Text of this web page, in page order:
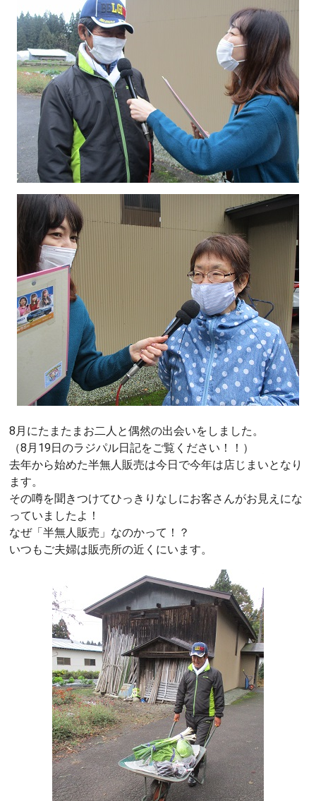
8月にたまたまお二人と偶然の出会いをしました。
（8月19日のラジパル日記をご覧ください！！）
去年から始めた半無人販売は今日で今年は店じまいとなり
ます。
その噂を聞きつけてひっきりなしにお客さんがお見えにな
っていましたよ！
なぜ「半無人販売」なのかって！？
いつもご夫婦は販売所の近くにいます。